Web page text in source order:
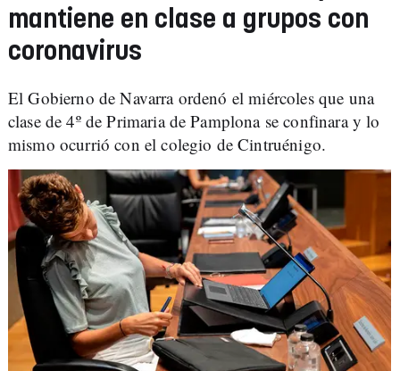
mantiene en clase a grupos con
coronavirus
El Gobierno de Navarra ordenó el miércoles que una
clase de 4º de Primaria de Pamplona se confinara y lo
mismo ocurrió con el colegio de Cintruénigo.